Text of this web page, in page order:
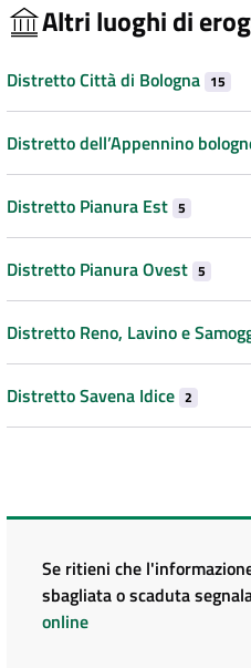
Altri luoghi di
Distretto Città di Bologna 15
Distretto dell’Appennino
Distretto Pianura Est 5
Distretto Pianura Ovest 5
Distretto Reno, Lavino e
Distretto Savena Idice 2
Se ritieni che
sbagliata o scaduta
online